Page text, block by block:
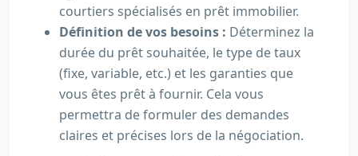
courtiers spécialisés en prêt immobilier.
Définition de vos besoins : Déterminez la
durée du prêt souhaitée, le type de taux
(fixe, variable, etc.) et les garanties que
vous êtes prêt à fournir. Cela vous
permettra de formuler des demandes
claires et précises lors de la négociation.